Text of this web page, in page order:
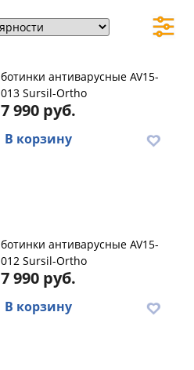
ботинки антиварусные AV15-
013 Sursil-Ortho
7 990 руб.
В корзину
ботинки антиварусные AV15-
012 Sursil-Ortho
7 990 руб.
В корзину